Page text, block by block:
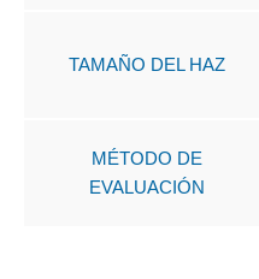
TAMAÑO DEL HAZ
MÉTODO DE
EVALUACIÓN